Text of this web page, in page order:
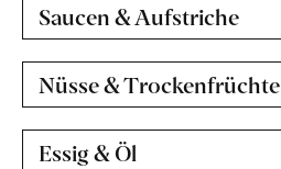
Saucen & Aufstriche
Nüsse & Trockenfrüchte
Essig & Öl